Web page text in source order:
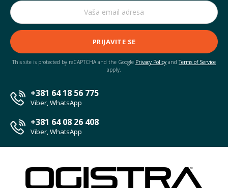
PRIJAVITE SE
This site is protected by reCAPTCHA and the Google Privacy Policy andTerms of Service
apply.
+381 64 18 56 775
Viber, WhatsApp
+381 64 08 26 408
Viber, WhatsApp